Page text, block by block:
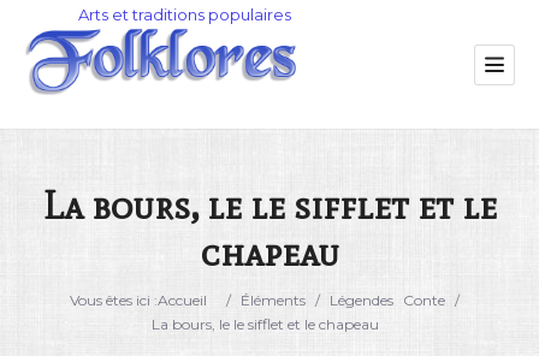
La bours, le le sifflet et le
chapeau
Vous êtes ici :Accueil / Éléments / Légendes Conte /
La bours, le le sifflet et le chapeau